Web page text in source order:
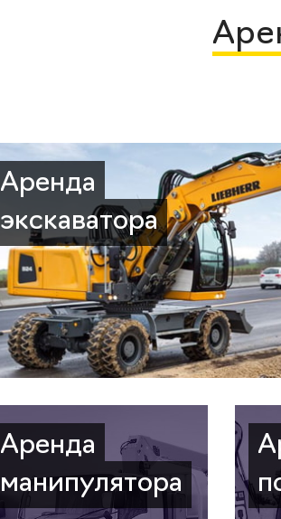
Аренда
экскаватора
Аренда
манипулятора